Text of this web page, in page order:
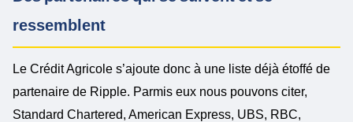
ressemblent
Le Crédit Agricole s’ajoute donc à une liste déjà étoffé de
partenaire de Ripple. Parmis eux nous pouvons citer,
Standard Chartered, American Express, UBS, RBC,